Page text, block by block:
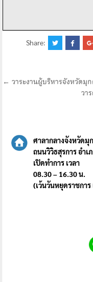
Share:
แนะแนว
← วาระงานผู้บริหารจังหวัดมุ
วา
ศาลากลางจังหวัดมุ
ถนนวิวิธสุรการ อำ
เปิดทำการ เวลา
08.30 – 16.30 น.
(เว้นวันหยุดราชกา